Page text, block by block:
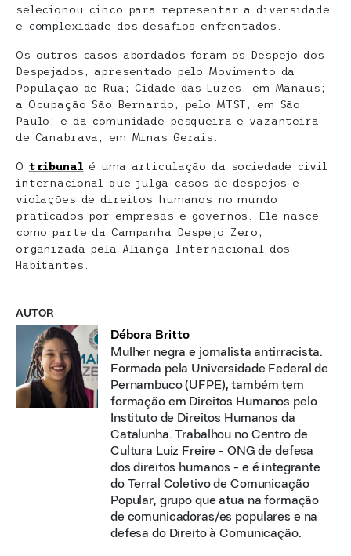
selecionou cinco para representar a diversidade
e complexidade dos desafios enfrentados.
Os outros casos abordados foram os Despejo dos
Despejados, apresentado pelo Movimento da
População de Rua; Cidade das Luzes, em Manaus;
a Ocupação São Bernardo, pelo MTST, em São
Paulo; e da comunidade pesqueira e vazanteira
de Canabrava, em Minas Gerais.
O tribunal é uma articulação da sociedade civil
internacional que julga casos de despejos e
violações de direitos humanos no mundo
praticados por empresas e governos. Ele nasce
como parte da Campanha Despejo Zero,
organizada pela Aliança Internacional dos
Habitantes.
AUTOR
Débora Britto
Mulher negra e jornalista antirracista.
Formada pela Universidade Federal de
Pernambuco (UFPE), também tem
formação em Direitos Humanos pelo
Instituto de Direitos Humanos da
Catalunha. Trabalhou no Centro de
Cultura Luiz Freire - ONG de defesa
dos direitos humanos - e é integrante
do Terral Coletivo de Comunicação
Popular, grupo que atua na formação
de comunicadoras/es populares e na
defesa do Direito à Comunicação.